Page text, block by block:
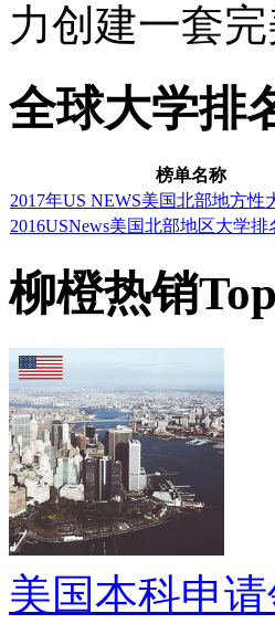
力创建一套
全球大学排
榜单名称
2017年US NEWS美国北部地方性
2016USNews美国北部地区大学排
柳橙热销
美国本科申